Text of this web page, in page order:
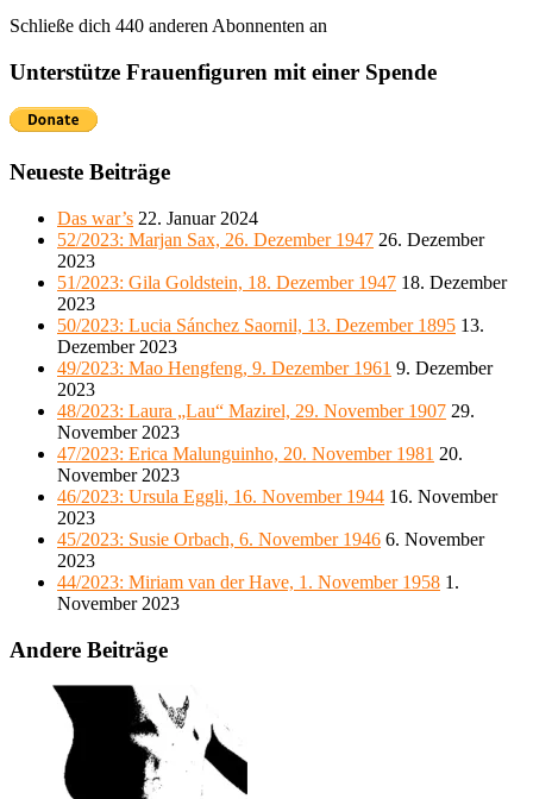
Schließe dich 440 anderen Abonnenten an
Unterstütze Frauenfiguren mit einer Spende
Neueste Beiträge
Das war’s 22. Januar 2024
52/2023: Marjan Sax, 26. Dezember 1947 26. Dezember
2023
51/2023: Gila Goldstein, 18. Dezember 1947 18. Dezember
2023
50/2023: Lucia Sánchez Saornil, 13. Dezember 1895 13.
Dezember 2023
49/2023: Mao Hengfeng, 9. Dezember 1961 9. Dezember
2023
48/2023: Laura „Lau“ Mazirel, 29. November 1907 29.
November 2023
47/2023: Erica Malunguinho, 20. November 1981 20.
November 2023
46/2023: Ursula Eggli, 16. November 1944 16. November
2023
45/2023: Susie Orbach, 6. November 1946 6. November
2023
44/2023: Miriam van der Have, 1. November 1958 1.
November 2023
Andere Beiträge